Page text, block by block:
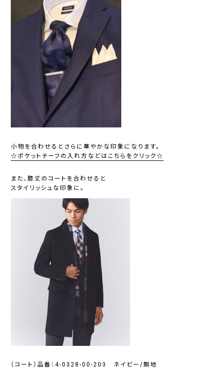
小物を合わせるとさらに華やかな印象になります。
☆ポケットチーフの入れ方などはこちらをクリック☆
また、膝丈のコートを合わせると
スタイリッシュな印象に。
（コート）品番：4-0328-00-203 ネイビー/無地